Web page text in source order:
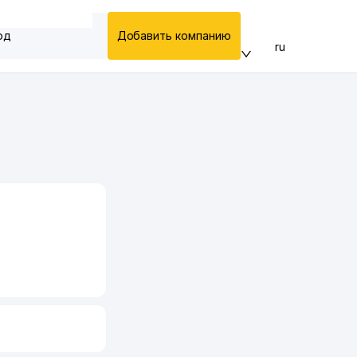
Добавить компанию
ru